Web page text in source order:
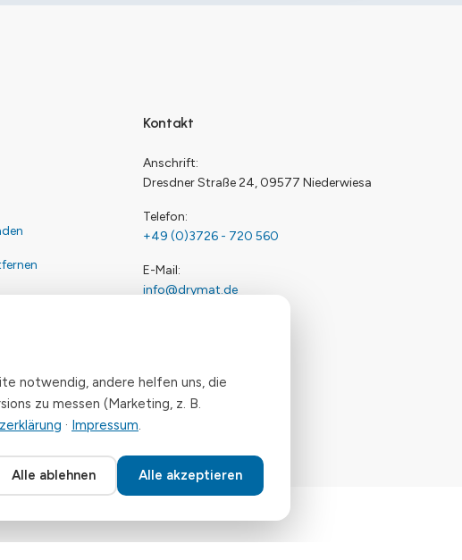
Kontakt
Anschrift
Dresdner Straße 24, 09577 Niederwiesa
Telefon
+49 (0)3726 - 720 560
E-Mail
info@drymat.de
notwendig, andere helfen uns, die
zu messen (Marketing, z. B.
· Impressum.
Alle ablehnen Alle akzeptieren